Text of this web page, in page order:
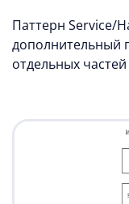
Паттерн Service/
дополнительный
отдельных